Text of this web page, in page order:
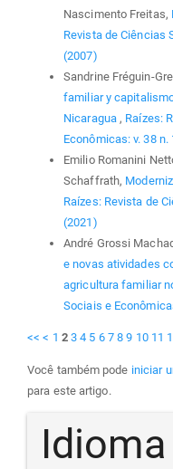
Nascimento Freitas,
Revista de Ciências
(2007)
Sandrine Fréguin-
familiar y
Nicaragua , Raízes:
Econômicas: v. 38 n.
Emilio Romanini
Schaffrath,
Raízes: Revista de
(2021)
André Grossi
e novas atividades
agricultura familiar
Sociais e
<< < 1 2 3 4 5 6 7 8 9 10 11
Você também pode iniciar
para este artigo.
Idioma